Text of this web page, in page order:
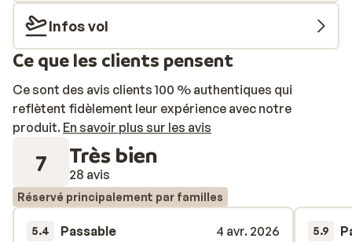
Infos vol
Ce que les clients pensent
Ce sont des avis clients 100 % authentiques qui
reflètent fidèlement leur expérience avec notre
produit. En savoir plus sur les avis
7 Très bien
28 avis
Réservé principalement par familles
5.4 Passable
4 avr. 2026
5.9